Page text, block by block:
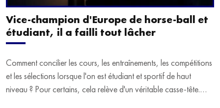
Vice-champion d'Europe de horse-ball et
étudiant, il a failli tout lâcher
Comment concilier les cours, les entraînements, les compétitions
et les sélections lorsque l'on est étudiant et sportif de haut
niveau ? Pour certains, cela relève d'un véritable casse-tête.